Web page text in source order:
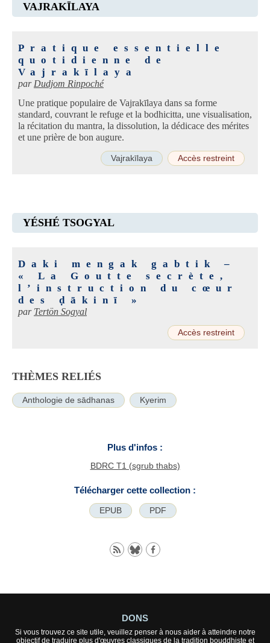
VAJRAKĪLAYA
Pratique essentielle
quotidienne de
Vajrakīlaya
parDudjom Rinpoché
Une pratique populaire de Vajrakīlaya dans sa forme
standard, couvrant le refuge et la bodhicitta, une visualisation,
la récitation du mantra, la dissolution, la dédicace des mérites
et une prière de bon augure.
Vajrakīlaya Accès restreint
YÉSHÉ TSOGYAL
Daki mengak gabtik –
« La Goutte secrète,
l’instruction du cœur
des ḍākinī »
par Tertön Sogyal
Accès restreint
THÈMES RELIÉS
Anthologie de sādhanas Kyerim
Plus d'infos :
BDRC T1 (sgrub thabs)
Télécharger cette collection :
EPUB PDF
DONS
Si vous trouvez ce site utile, veuillez penser à nous aider à atteindre notre
objectif de traduire plus d'œuvres classiques de la tradition bouddhiste et